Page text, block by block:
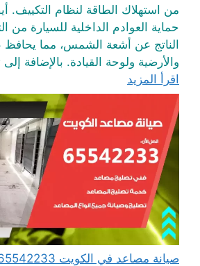
من استهلاك الطاقة لنظام التكييف.
حماية العوادم الداخلية للسيارة من
الناتج عن أشعة الشمس، مما يحافظ
والأرضية ولوحة القيادة. بالإضافة
اقرأ المزيد